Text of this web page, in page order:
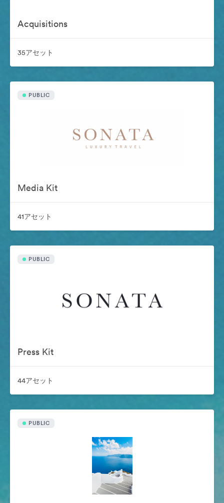
Acquisitions
35アセット
PUBLIC
Media Kit
41アセット
PUBLIC
Press Kit
44アセット
PUBLIC